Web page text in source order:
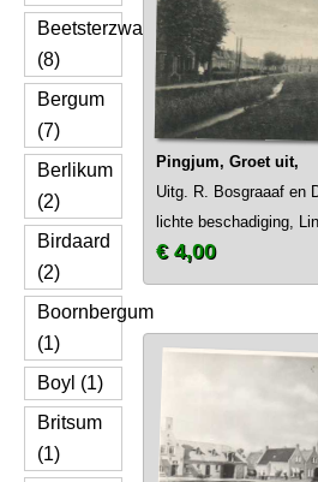
Beetsterzwaag
(8)
Bergum
(7)
Berlikum
(2)
Birdaard
(2)
Boornbergum
(1)
Boyl (1)
Britsum
(1)
Pingjum, Groet uit,
Uitg. R. Bosgraaaf en
lichte beschadiging,
€ 4,00